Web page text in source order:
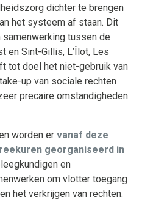
dichter te brengen
het systeem af staan. Dit
tussen de
en Sint-Gillis, L’Îlot, Les
tot doel het niet-gebruik van
up van sociale rechten
precaire omstandigheden
worden er vanaf deze
georganiseerd in
en
om vlotter toegang
het verkrijgen van rechten.